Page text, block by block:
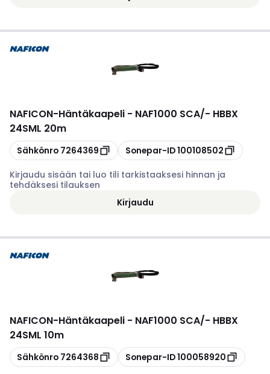
NAFICON-Häntäkaapeli - NAF1000 SCA/- HBBX
24SML 20m
Kopioi
Sähkönro 7264369 Kopioi
Sonepar-ID100108502
Kirjaudu sisään tai luo tili tarkistaaksesi hinnan ja
tehdäksesi tilauksen
Kirjaudu
NAFICON-Häntäkaapeli - NAF1000 SCA/- HBBX
24SML 10m
Kopioi
Sähkönro 7264368 Kopioi
Sonepar-ID100058920